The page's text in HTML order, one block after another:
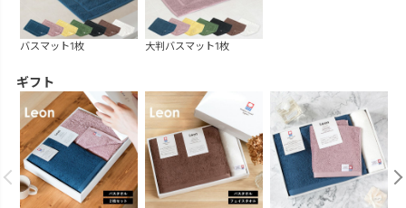
バスマット1枚 大判バスマット1枚
ギフト